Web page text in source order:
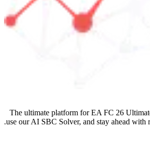
The ultimate platform for EA FC 26
use our AI SBC Solver, and stay ahead with